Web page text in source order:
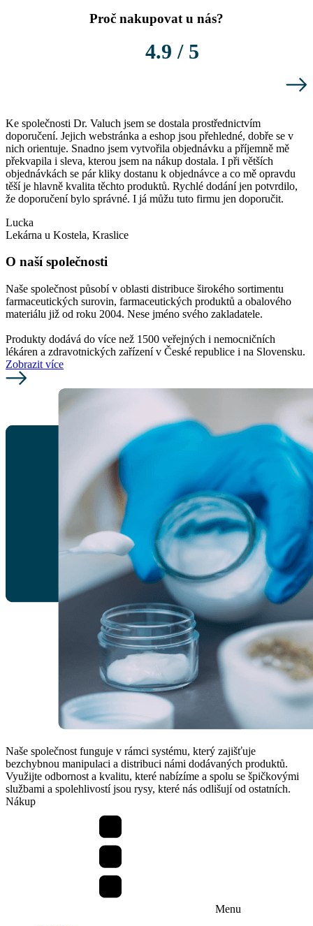
Proč nakupovat u nás?
4.9 / 5
Ke společnosti Dr. Valuch jsem se dostala prostřednictvím
doporučení. Jejich webstránka a eshop jsou přehledné, dobře se v
nich orientuje. Snadno jsem vytvořila objednávku a příjemně mě
překvapila i sleva, kterou jsem na nákup dostala. I při větších
objednávkách se pár kliky dostanu k objednávce a co mě opravdu
těší je hlavně kvalita těchto produktů. Rychlé dodání jen potvrdilo,
že doporučení bylo správné. I já můžu tuto firmu jen doporučit.
Lucka
Lekárna u Kostela, Kraslice
O naší společnosti
Naše společnost působí v oblasti distribuce širokého sortimentu
farmaceutických surovin, farmaceutických produktů a obalového
materiálu již od roku 2004. Nese jméno svého zakladatele.
Produkty dodává do více než 1500 veřejných i nemocničních
lékáren a zdravotnických zařízení v České republice i na Slovensku.
Zobrazit více
Naše společnost funguje v rámci systému, který zajišťuje
bezchybnou manipulaci a distribuci námi dodávaných produktů.
Využijte odbornost a kvalitu, které nabízíme a spolu se špičkovými
službami a spolehlivostí jsou rysy, které nás odlišují od ostatních.
Nákup
Menu